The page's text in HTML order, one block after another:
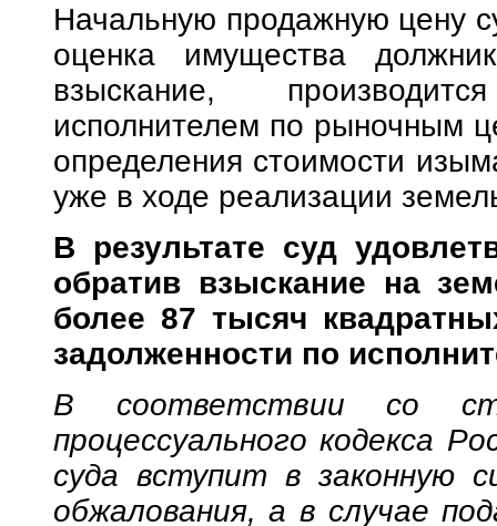
Начальную продажную цену
оценка имущества
взыскание,
исполнителем по рыночным
определения стоимости
уже в ходе реализации
В результате суд
обратив взыскание на
более 87 тысяч
задолженности по
В соответствии со
процессуального кодекса
суда вступит в законную
обжалования, а в случае